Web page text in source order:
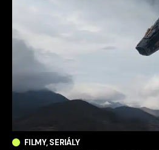
FILMY, SERIÁLY